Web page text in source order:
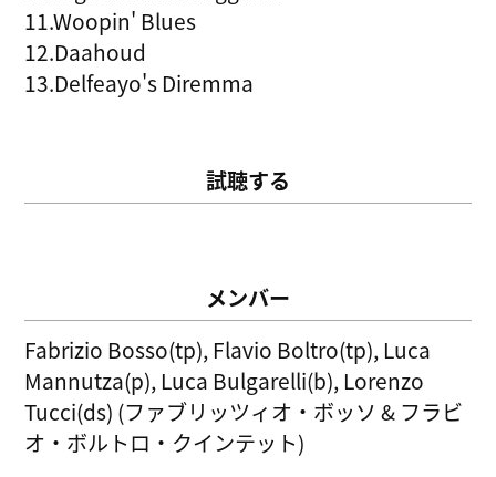
11.Woopin' Blues
12.Daahoud
13.Delfeayo's Diremma
試聴する
メンバー
Fabrizio Bosso(tp), Flavio Boltro(tp), Luca
Mannutza(p), Luca Bulgarelli(b), Lorenzo
Tucci(ds) (ファブリッツィオ・ボッソ & フラビ
オ・ボルトロ・クインテット)